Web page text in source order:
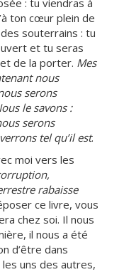
: tu viendras à
ton cœur plein de
souterrains : tu
et tu seras
de la porter. Mes
nous
serons
le savons :
serons
tel qu’il est.
moi vers les
rabaisse
ce livre, vous
chez soi. Il nous
il nous a été
d’être dans
les uns des autres,